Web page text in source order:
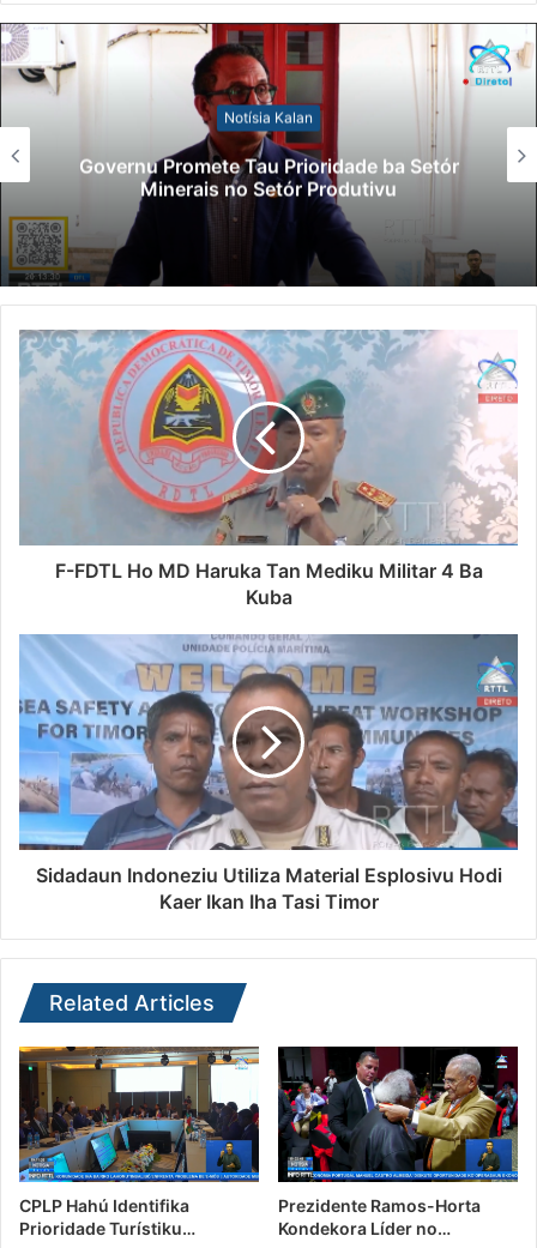
Notísia Kalan
Lei Siberseguransa Ajuda Autoridade
Polisiál Kaptura Autór Kriminozu ho
Paradeiru Iha Estranjeiru
F-FDTL Ho MD Haruka Tan Mediku Militar 4 Ba
Kuba
Sidadaun Indoneziu Utiliza Material Esplosivu Hodi
Kaer Ikan Iha Tasi Timor
Related Articles
CPLP Hahú Identifika
Prioridade Turístiku…
Prezidente Ramos-Horta
Kondekora Líder no…